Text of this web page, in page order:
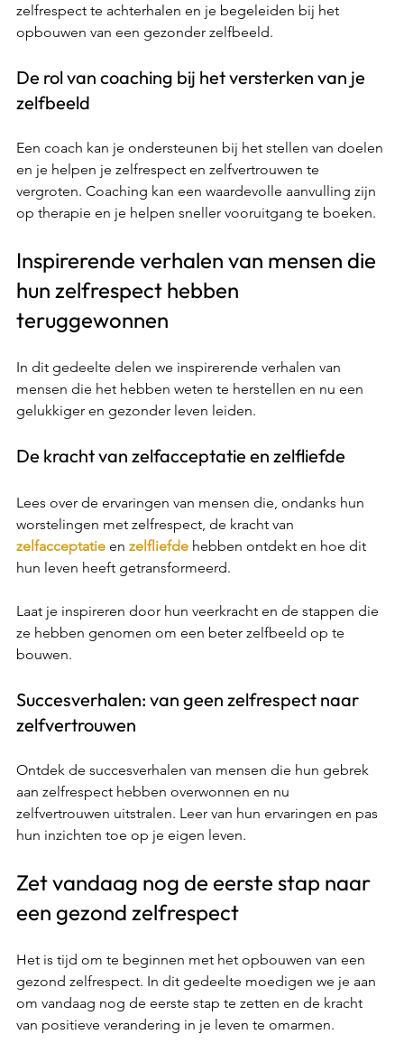
zelfrespect te achterhalen en je begeleiden bij het
opbouwen van een gezonder zelfbeeld.
De rol van coaching bij het versterken van je
zelfbeeld
Een coach kan je ondersteunen bij het stellen van doelen
en je helpen je zelfrespect en zelfvertrouwen te
vergroten. Coaching kan een waardevolle aanvulling zijn
op therapie en je helpen sneller vooruitgang te boeken.
Inspirerende verhalen van mensen die
hun zelfrespect hebben
teruggewonnen
In dit gedeelte delen we inspirerende verhalen van
mensen die het hebben weten te herstellen en nu een
gelukkiger en gezonder leven leiden.
De kracht van zelfacceptatie en zelfliefde
Lees over de ervaringen van mensen die, ondanks hun
worstelingen met zelfrespect, de kracht van
zelfacceptatie en zelfliefde hebben ontdekt en hoe dit
hun leven heeft getransformeerd.
Laat je inspireren door hun veerkracht en de stappen die
ze hebben genomen om een beter zelfbeeld op te
bouwen.
Succesverhalen: van geen zelfrespect naar
zelfvertrouwen
Ontdek de succesverhalen van mensen die hun gebrek
aan zelfrespect hebben overwonnen en nu
zelfvertrouwen uitstralen. Leer van hun ervaringen en pas
hun inzichten toe op je eigen leven.
Zet vandaag nog de eerste stap naar
een gezond zelfrespect
Het is tijd om te beginnen met het opbouwen van een
gezond zelfrespect. In dit gedeelte moedigen we je aan
om vandaag nog de eerste stap te zetten en de kracht
van positieve verandering in je leven te omarmen.